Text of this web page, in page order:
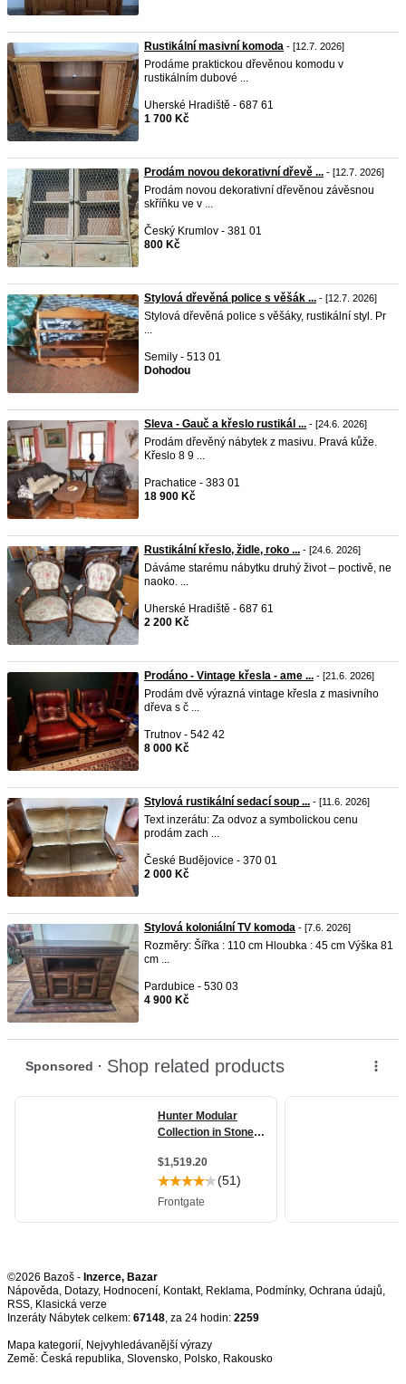
Rustikální masivní komoda - [12.7. 2026]
Prodáme praktickou dřevěnou komodu v
rustikálním dubové ...
Uherské Hradiště - 687 61
1 700 Kč
Prodám novou dekorativní dřevě ... - [12.7. 2026]
Prodám novou dekorativní dřevěnou závěsnou
skříňku ve v ...
Český Krumlov - 381 01
800 Kč
Stylová dřevěná police s věšák ... - [12.7. 2026]
Stylová dřevěná police s věšáky, rustikální styl. Pr
...
Semily - 513 01
Dohodou
Sleva - Gauč a křeslo rustikál ... - [24.6. 2026]
Prodám dřevěný nábytek z masivu. Pravá kůže.
Křeslo 8 9 ...
Prachatice - 383 01
18 900 Kč
Rustikální křeslo, židle, roko ... - [24.6. 2026]
Dáváme starému nábytku druhý život – poctivě, ne
naoko. ...
Uherské Hradiště - 687 61
2 200 Kč
Prodáno - Vintage křesla - ame ... - [21.6. 2026]
Prodám dvě výrazná vintage křesla z masivního
dřeva s č ...
Trutnov - 542 42
8 000 Kč
Stylová rustikální sedací soup ... - [11.6. 2026]
Text inzerátu: Za odvoz a symbolickou cenu
prodám zach ...
České Budějovice - 370 01
2 000 Kč
Stylová koloniální TV komoda - [7.6. 2026]
Rozměry: Šířka : 110 cm Hloubka : 45 cm Výška 81
cm ...
Pardubice - 530 03
4 900 Kč
©2026 Bazoš - Inzerce, Bazar
Nápověda, Dotazy, Hodnocení, Kontakt, Reklama, Podmínky, Ochrana údajů,
RSS,
Inzeráty Nábytek celkem: 67148, za 24 hodin: 2259
Mapa kategorií, Nejvyhledávanější výrazy
Země: Česká republika, Slovensko, Polsko, Rakousko